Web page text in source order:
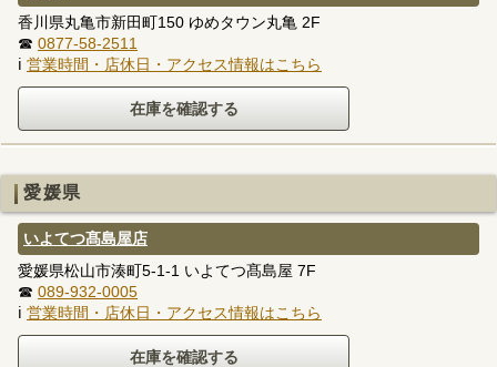
香川県丸亀市新田町150 ゆめタウン丸亀 2F
☎ 0877-58-2511
ℹ 営業時間・店休日・アクセス情報はこちら
愛媛県
いよてつ髙島屋店
愛媛県松山市湊町5-1-1 いよてつ髙島屋 7F
☎ 089-932-0005
ℹ 営業時間・店休日・アクセス情報はこちら